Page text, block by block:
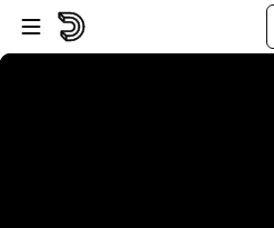
Vai al lettore
Passa al contenuto principale